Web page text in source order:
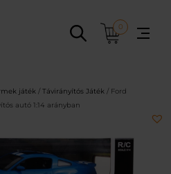
0
játék / Távirányítós Játék / Ford
autó 1:14 arányban